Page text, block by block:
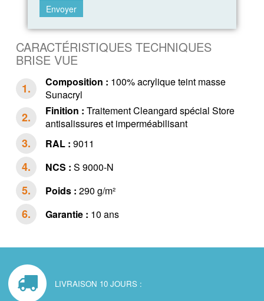
CARACTÉRISTIQUES TECHNIQUES
BRISE VUE
Composition : 100% acrylique teint masse
Sunacryl
Finition : Traitement Cleangard spécial Store
antisalissures et imperméabilisant
RAL : 9011
NCS : S 9000-N
Poids : 290 g/m²
Garantie : 10 ans
LIVRAISON 10 JOURS :